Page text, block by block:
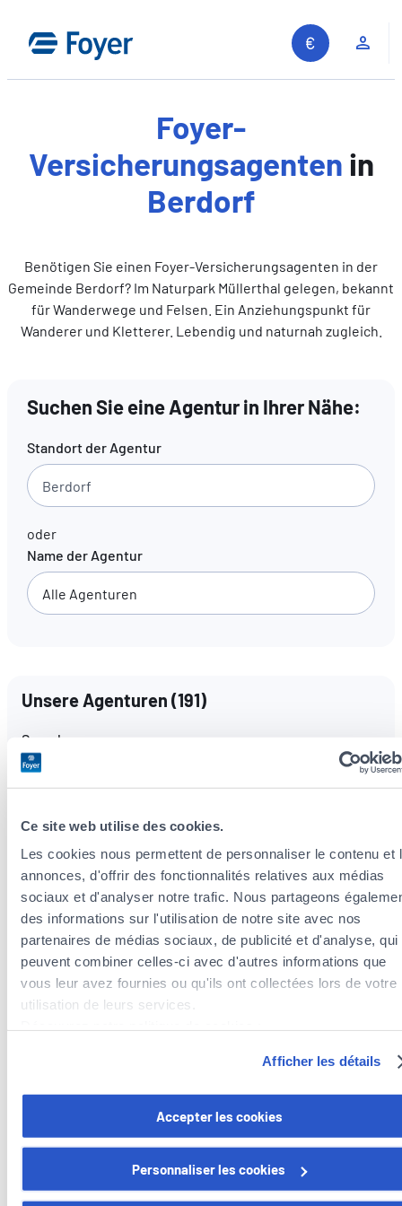
Ce site web utilise des cookies.
Les cookies nous permettent de personnaliser le contenu et
annonces, d'offrir des fonctionnalités relatives aux médias
sociaux et d'analyser notre trafic. Nous partageons
des informations sur l'utilisation de notre site avec nos
partenaires de médias sociaux, de publicité et d'analyse, qui
peuvent combiner celles-ci avec d'autres informations que
vous leur avez fournies ou qu'ils ont collectées lors de votre
utilisation de leurs services.
Vous avez la possibilité de retirer votre consentement à tout
moment en cliquant sur le lien "gestion des cookies" en bas
Certains de ces cookies sont strictement nécessaires au
Afficher les détails
Accepter les cookies
Personnaliser les cookies
Inhalt
springen
Auf unserer Website suchen
Foyer-
Versicherungsagenten in
Berdorf
Benötigen Sie einen Foyer-Versicherungsagenten in der
Gemeinde Berdorf? Im Naturpark Müllerthal gelegen, bekannt
für Wanderwege und Felsen. Ein Anziehungspunkt für
Wanderer und Kletterer. Lebendig und naturnah zugleich.
Suchen Sie eine Agentur in Ihrer Nähe:
Standort der Agentur
oder
Name der Agentur
Unsere Agenturen (191)
Sprachen
Alle Sprachen
Versicherungsagenten in der Nähe der
Gemeinde Berdorf
Versicherungsagenten in der Gemeinde Consdorf